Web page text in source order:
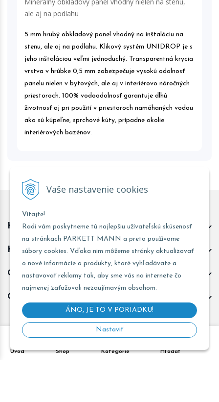
Vaše nastavenie cookies
Vitajte!
Radi vám poskytneme tú najlepšiu užívateľskú skúsenosť
na stránkach PARKETT MANN a preto používame
súbory cookies. Vďaka nim môžeme stránky aktualizovať
o nové informácie a produkty, ktoré vyhľadávate a
nastavovať reklamy tak, aby sme vás na internete čo
najmenej zaťažovali nezaujímavým obsahom.
ÁNO, JE TO V PORIADKU!
Nastaviť
Úvod Shop Kategórie Hľadať
ale aj na podlahu
5 mm hrubý obkladový panel vhodný na inštaláciu na
stenu, ale aj na podlahu. Klikový systém UNIDROP je s
jeho inštaláciou veľmi jednoduchý. Transparentná krycia
vrstva v hrúbke 0,5 mm zabezpečuje vysokú odolnosť
panelu nielen v bytových, ale aj v interiérovo náročných
priestoroch. 100% vodoodolnosť garantuje dlhú
životnosť aj pri použití v priestoroch namáhaných vodou
ako sú kúpeľne, sprchové kúty, prípadne okolie
interiérových bazénov.
Kontakt predajňa Trnava
Kontakt predajňa Žarnovica
Obchodné informácie
Odoberať novinky
e-shop Pohoda connector